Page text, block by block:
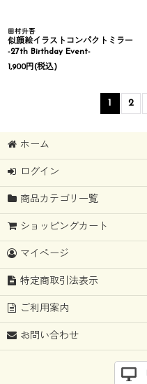
田村升吾
似顔絵イラストコンパクトミラー
-27th Birthday Event-
1,900円(税込)
1 2
ホーム
ログイン
商品カテゴリ一覧
ショッピングカート
マイページ
特定商取引法表示
ご利用案内
お問い合わせ